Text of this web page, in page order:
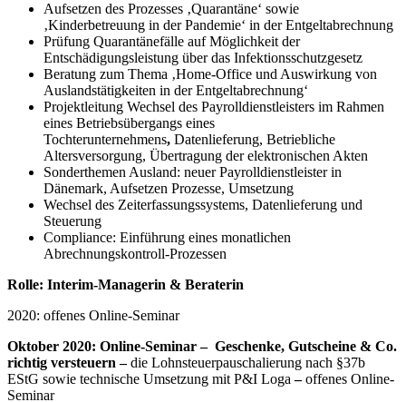
Aufsetzen des Prozesses ‚Quarantäne‘ sowie
‚Kinderbetreuung in der Pandemie‘ in der Entgeltabrechnung
Prüfung Quarantänefälle auf Möglichkeit der
Entschädigungsleistung über das Infektionsschutzgesetz
Beratung zum Thema ‚Home-Office und Auswirkung von
Auslandstätigkeiten in der Entgeltabrechnung‘
Projektleitung Wechsel des Payrolldienstleisters im Rahmen
eines Betriebsübergangs eines
Tochterunternehmens, Datenlieferung, Betriebliche
Altersversorgung, Übertragung der elektronischen Akten
Sonderthemen Ausland: neuer Payrolldienstleister in
Dänemark, Aufsetzen Prozesse, Umsetzung
Wechsel des Zeiterfassungssystems, Datenlieferung und
Steuerung
Compliance: Einführung eines monatlichen
Abrechnungskontroll-Prozessen
Rolle: Interim-Managerin & Beraterin
2020: offenes Online-Seminar
Oktober 2020: Online-Seminar – Geschenke, Gutscheine & Co.
richtig versteuern –die Lohnsteuerpauschalierung nach §37b
EStG sowie technische Umsetzung mit P&I Loga –offenes Online-
Seminar